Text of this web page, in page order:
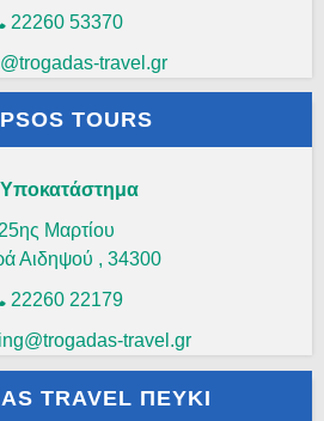
22260 53370
travel.gr
TOURS
Υποκατάστημα
Μαρτίου
Αιδηψού , 34300
22260 22179
travel.gr
TRAVEL ΠΕΥΚΊ